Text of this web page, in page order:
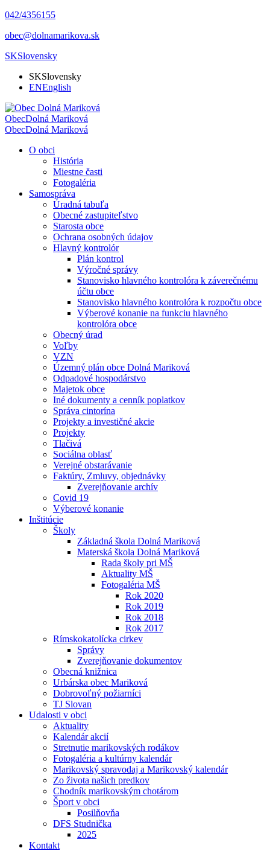
042/4356155
obec@dolnamarikova.sk
SKSlovensky
SKSlovensky
ENEnglish
ObecDolná Mariková
ObecDolná Mariková
O obci
História
Miestne časti
Fotogaléria
Samospráva
Úradná tabuľa
Obecné zastupiteľstvo
Starosta obce
Ochrana osobných údajov
Hlavný kontrolór
Plán kontrol
Výročné správy
Stanovisko hlavného kontrolóra k záverečnému
účtu obce
Stanovisko hlavného kontrolóra k rozpočtu obce
Výberové konanie na funkciu hlavného
kontrolóra obce
Obecný úrad
Voľby
VZN
Územný plán obce Dolná Mariková
Odpadové hospodárstvo
Majetok obce
Iné dokumenty a cenník poplatkov
Správa cintorína
Projekty a investičné akcie
Projekty
Tlačivá
Sociálna oblasť
Verejné obstarávanie
Faktúry, Zmluvy, objednávky
Zverejňovanie archív
Covid 19
Výberové konanie
Inštitúcie
Školy
Základná škola Dolná Mariková
Materská škola Dolná Mariková
Rada školy pri MŠ
Aktuality MŠ
Fotogaléria MŠ
Rok 2020
Rok 2019
Rok 2018
Rok 2017
Rímskokatolícka cirkev
Správy
Zverejňovanie dokumentov
Obecná knižnica
Urbárska obec Mariková
Dobrovoľný požiarníci
TJ Slovan
Udalosti v obci
Aktuality
Kalendár akcií
Stretnutie marikovských rodákov
Fotogaléria a kultúrny kalendár
Marikovský spravodaj a Marikovský kalendár
Zo života našich predkov
Chodník marikovským chotárom
Šport v obci
Posilňovňa
DFS Studnička
2025
Kontakt